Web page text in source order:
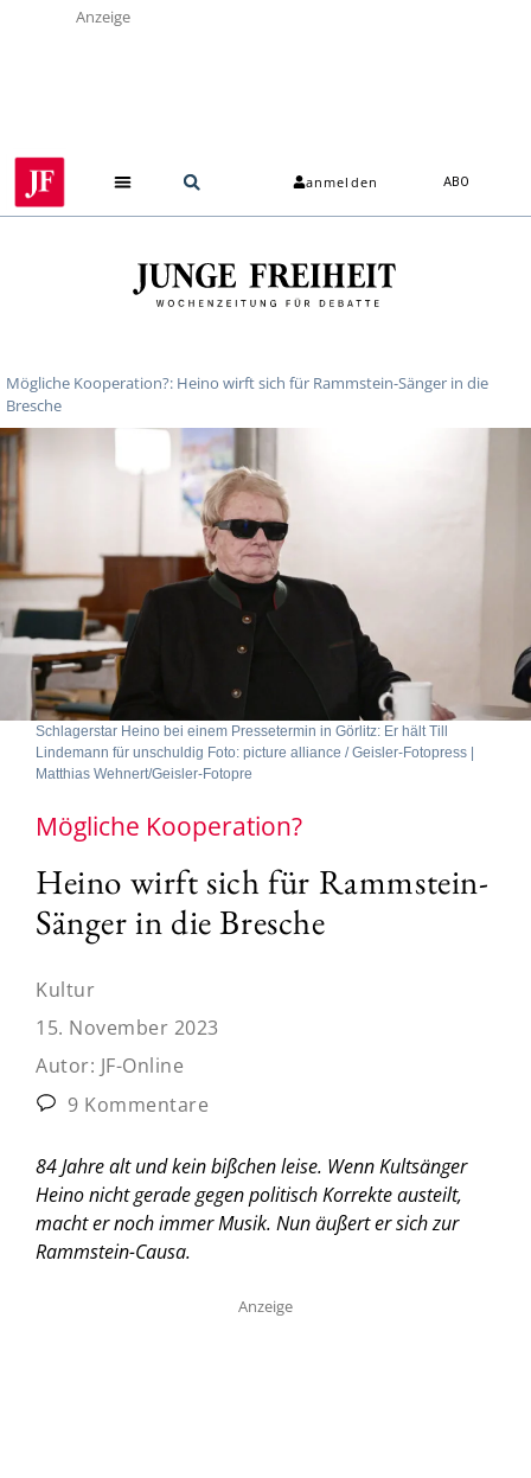
Anzeige
anmelden ABO
Mögliche Kooperation?: Heino wirft sich für Rammstein-Sänger in die
Bresche
Schlagerstar Heino bei einem Pressetermin in Görlitz: Er hält Till
Lindemann für unschuldig Foto: picture alliance / Geisler-Fotopress |
Matthias Wehnert/Geisler-Fotopre
Mögliche Kooperation?
Heino wirft sich für Rammstein-
Sänger in die Bresche
Kultur
15. November 2023
Autor: JF-Online
9 Kommentare
84 Jahre alt und kein bißchen leise. Wenn Kultsänger
Heino nicht gerade gegen politisch Korrekte austeilt,
macht er noch immer Musik. Nun äußert er sich zur
Rammstein-Causa.
Anzeige